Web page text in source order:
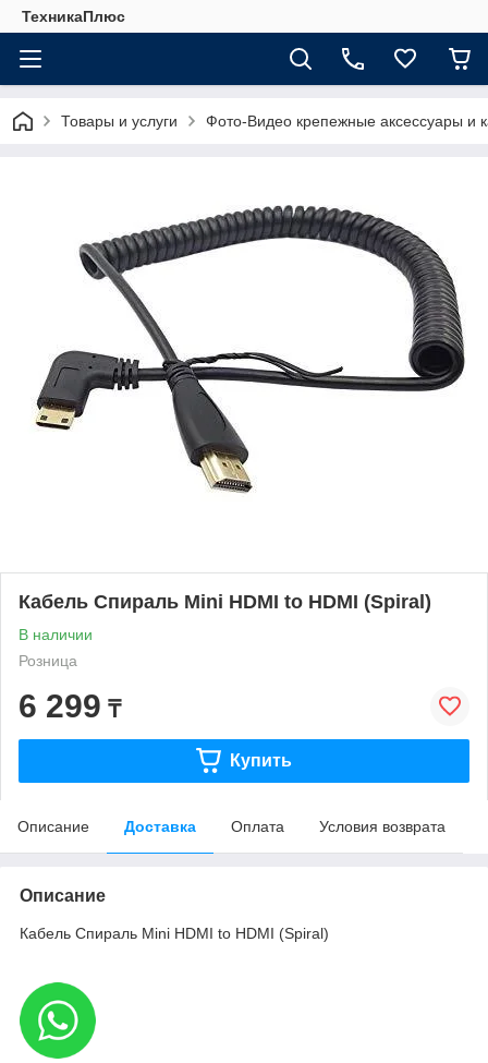
ТехникаПлюс
Товары и услуги Фото-Видео крепежные аксессуары и
Кабель Спираль Mini HDMI to HDMI (Spiral)
В наличии
Розница
6 299 ₸
Купить
Описание Доставка Оплата Условия возврата
Описание
Кабель Спираль Mini HDMI to HDMI (Spiral)